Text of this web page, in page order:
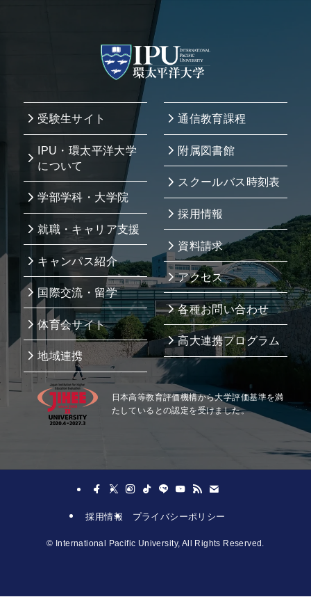
受験生サイト
IPU・環太平洋大学
について
学部学科・大学院
就職・キャリア支援
キャンパス紹介
国際交流・留学
体育会サイト
地域連携
通信教育課程
附属図書館
スクールバス時刻表
採用情報
資料請求
アクセス
各種お問い合わせ
高大連携プログラム
日本高等教育評価機構から大学評価基準を満
たしているとの認定を受けました。
採用情報 プライバシーポリシー
© International Pacific University, All Rights Reserved.